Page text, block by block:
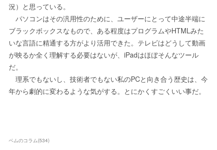
況）と思っている。
パソコンはその汎用性のために、ユーザーにとって中途半端に
ブラックボックスなもので、ある程度はプログラムやHTMLみた
いな言語に精通する方がより活用できた。テレビはどうして動画
が映るか全く理解する必要はないが、iPadはほぼそんなツール
だ。
理系でもないし、技術者でもない私のPCと向き合う歴史は、今
年から劇的に変わるような気がする。とにかくすごくいい事だ。
ベムのコラム(534)